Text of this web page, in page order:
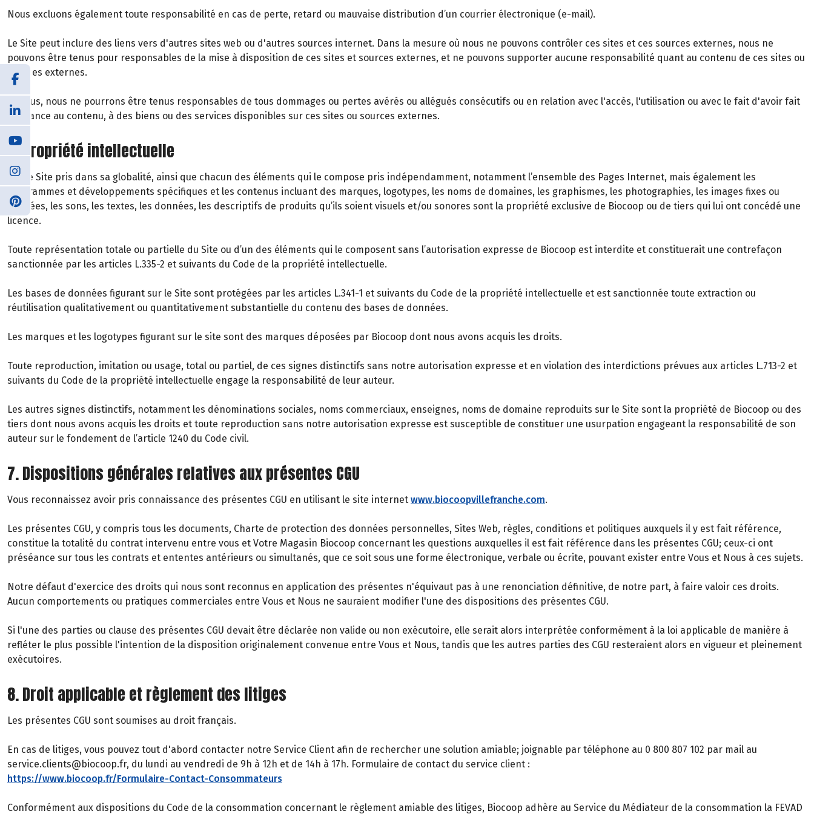
Nous excluons également toute responsabilité en cas de perte, retard ou mauvaise distribution d’un courrier électronique (e-mail).
Le Site peut inclure des liens vers d'autres sites web ou d'autres sources internet. Dans la mesure où nous ne pouvons contrôler ces sites et ces sources externes, nous ne
pouvons être tenus pour responsables de la mise à disposition de ces sites et sources externes, et ne pouvons supporter aucune responsabilité quant au contenu de ces sites ou
sources externes.
De plus, nous ne pourrons être tenus responsables de tous dommages ou pertes avérés ou allégués consécutifs ou en relation avec l'accès, l'utilisation ou avec le fait d'avoir fait
confiance au contenu, à des biens ou des services disponibles sur ces sites ou sources externes.
6. Propriété intellectuelle
Notre Site pris dans sa globalité, ainsi que chacun des éléments qui le compose pris indépendamment, notamment l’ensemble des Pages Internet, mais également les
programmes et développements spécifiques et les contenus incluant des marques, logotypes, les noms de domaines, les graphismes, les photographies, les images fixes ou
animées, les sons, les textes, les données, les descriptifs de produits qu’ils soient visuels et/ou sonores sont la propriété exclusive de Biocoop ou de tiers qui lui ont concédé une
licence.
Toute représentation totale ou partielle du Site ou d’un des éléments qui le composent sans l’autorisation expresse de Biocoop est interdite et constituerait une contrefaçon
sanctionnée par les articles L.335-2 et suivants du Code de la propriété intellectuelle.
Les bases de données figurant sur le Site sont protégées par les articles L.341-1 et suivants du Code de la propriété intellectuelle et est sanctionnée toute extraction ou
réutilisation qualitativement ou quantitativement substantielle du contenu des bases de données.
Les marques et les logotypes figurant sur le site sont des marques déposées par Biocoop dont nous avons acquis les droits.
Toute reproduction, imitation ou usage, total ou partiel, de ces signes distinctifs sans notre autorisation expresse et en violation des interdictions prévues aux articles L.713-2 et
suivants du Code de la propriété intellectuelle engage la responsabilité de leur auteur.
Les autres signes distinctifs, notamment les dénominations sociales, noms commerciaux, enseignes, noms de domaine reproduits sur le Site sont la propriété de Biocoop ou des
tiers dont nous avons acquis les droits et toute reproduction sans notre autorisation expresse est susceptible de constituer une usurpation engageant la responsabilité de son
auteur sur le fondement de l’article 1240 du Code civil.
7. Dispositions générales relatives aux présentes CGU
Vous reconnaissez avoir pris connaissance des présentes CGU en utilisant le site internet www.biocoopvillefranche.com.
Les présentes CGU, y compris tous les documents, Charte de protection des données personnelles, Sites Web, règles, conditions et politiques auxquels il y est fait référence,
constitue la totalité du contrat intervenu entre vous et Votre Magasin Biocoop concernant les questions auxquelles il est fait référence dans les présentes CGU; ceux-ci ont
préséance sur tous les contrats et ententes antérieurs ou simultanés, que ce soit sous une forme électronique, verbale ou écrite, pouvant exister entre Vous et Nous à ces sujets.
Notre défaut d'exercice des droits qui nous sont reconnus en application des présentes n'équivaut pas à une renonciation définitive, de notre part, à faire valoir ces droits.
Aucun comportements ou pratiques commerciales entre Vous et Nous ne sauraient modifier l'une des dispositions des présentes CGU.
Si l'une des parties ou clause des présentes CGU devait être déclarée non valide ou non exécutoire, elle serait alors interprétée conformément à la loi applicable de manière à
refléter le plus possible l'intention de la disposition originalement convenue entre Vous et Nous, tandis que les autres parties des CGU resteraient alors en vigueur et pleinement
exécutoires.
8. Droit applicable et règlement des litiges
Les présentes CGU sont soumises au droit français.
En cas de litiges, vous pouvez tout d'abord contacter notre Service Client afin de rechercher une solution amiable; joignable par téléphone au 0 800 807 102 par mail au
service.clients@biocoop.fr, du lundi au vendredi de 9h à 12h et de 14h à 17h. Formulaire de contact du service client :
https://www.biocoop.fr/Formulaire-Contact-Consommateurs
Conformément aux dispositions du Code de la consommation concernant le règlement amiable des litiges, Biocoop adhère au Service du Médiateur de la consommation la FEVAD